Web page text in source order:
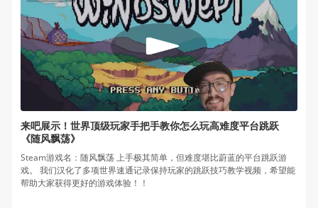
来吧展示！世界顶级玩家手把手教你怎么玩高难度平台跳跃
《随风飘荡》
Steam游戏名：随风飘荡 上手极其简单，但难度堪比蔚蓝的平台跳跃游
戏。 我们汉化了多项世界速通记录保持玩家的跳跃技巧教学视频，希望能
帮助大家获得更好的游戏体验！！